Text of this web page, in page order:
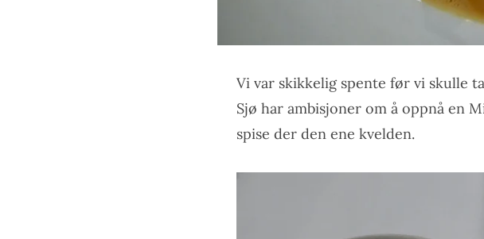
Vi var skikkelig spente før vi skulle
Sjø har ambisjoner om å oppnå en
spise der den ene kvelden.